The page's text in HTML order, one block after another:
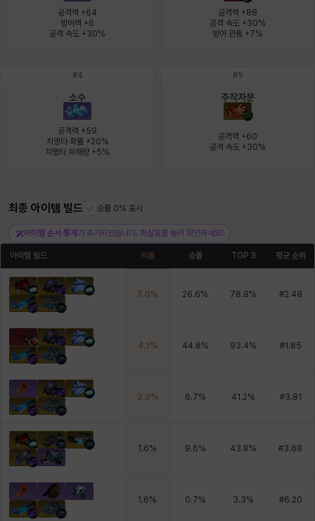
크레이버 타지아
펠릭스
공격력 +64
방어력 +6
공격 속도 +30%
공격력 +88
공격 속도 +30%
방어 관통 +7%
#4
소수
공격력 +59
치명타 확률 +20%
치명타 피해량 +5%
#5
주작자문
공격력 +60
공격 속도 +30%
최종 아이템 빌드 승률 0% 표시
아이템 순서 통계 가 추가되었습니다. 화살표를 눌러 확인하세요!
아이템 빌드 픽률 승률 TOP 3 평균 순위
7.0% 26.6% 78.8% #2.48
4.1 % 44.8% 93.4% #1.85
2.0% 6.7% 41.2% #3.81
1.6% 9.6% 43.8% #3.68
1.6% 0.7% 3.3% #6.20